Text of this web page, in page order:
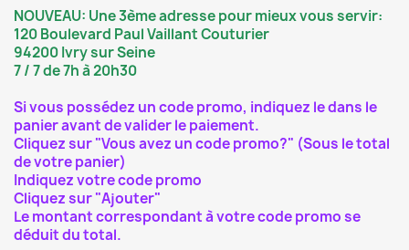
NOUVEAU: Une 3ème adresse pour mieux vous servir:
120 Boulevard Paul Vaillant Couturier
94200 Ivry sur Seine
7 / 7 de 7h à 20h30
Si vous possédez un code promo, indiquez le dans le
panier avant de valider le paiement.
Cliquez sur "Vous avez un code promo?" (Sous le total
de votre panier)
Indiquez votre code promo
Cliquez sur "Ajouter"
Le montant correspondant à votre code promo se
déduit du total.